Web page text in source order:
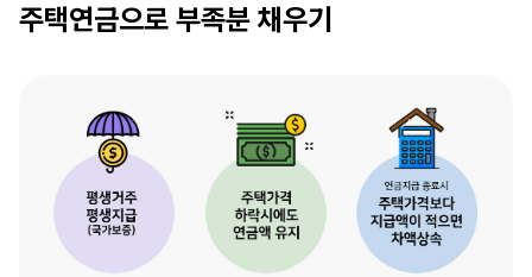
주택연금으로 부족분 채우기